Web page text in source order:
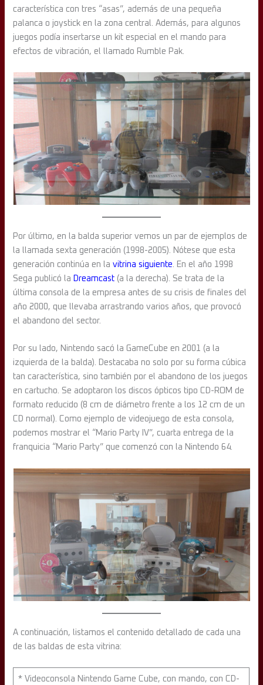
característica con tres “asas”, además de una pequeña
palanca o joystick en la zona central. Además, para algunos
juegos podía insertarse un kit especial en el mando para
efectos de vibración, el llamado Rumble Pak.
Por último, en la balda superior vemos un par de ejemplos de
la llamada sexta generación (1998-2005). Nótese que esta
generación continúa en lavitrina siguiente. En el año 1998
Sega publicó la Dreamcast (a la derecha). Se trata de la
última consola de la empresa antes de su crisis de finales del
año 2000, que llevaba arrastrando varios años, que provocó
el abandono del sector.
Por su lado, Nintendo sacó la GameCube en 2001 (a la
izquierda de la balda). Destacaba no solo por su forma cúbica
tan característica, sino también por el abandono de los juegos
en cartucho. Se adoptaron los discos ópticos tipo CD-ROM de
formato reducido (8 cm de diámetro frente a los 12 cm de un
CD normal). Como ejemplo de videojuego de esta consola,
podemos mostrar el “Mario Party IV”, cuarta entrega de la
franquicia “Mario Party” que comenzó con la Nintendo 64.
A continuación, listamos el contenido detallado de cada una
de las baldas de esta vitrina:
* Videoconsola Nintendo Game Cube, con mando, con CD-